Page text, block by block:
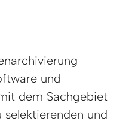
und
dem Sachgebiet
und